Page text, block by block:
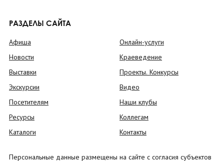
РАЗДЕЛЫ САЙТА
Афиша
Новости
Выставки
Экскурсии
Посетителям
Ресурсы
Каталоги
Онлайн-услуги
Краеведение
Проекты. Конкурсы
Видео
Наши клубы
Коллегам
Контакты
Персональные данные размещены на сайте с согласия субъектов